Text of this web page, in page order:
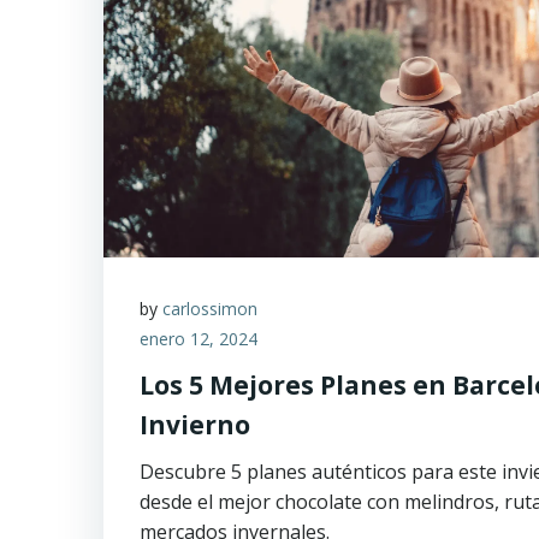
by carlossimon
enero 12, 2024
Los 5 Mejores Planes en
Invierno
Descubre 5 planes auténticos para este
desde el mejor chocolate con melindros,
mercados invernales.